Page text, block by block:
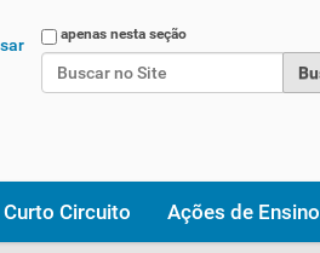
Buscaapenas nesta seção
Curto Circuito Ações de Ensino